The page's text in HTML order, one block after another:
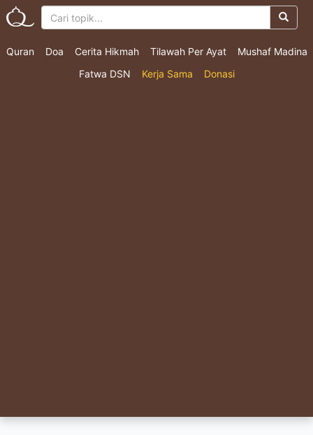
Quran Doa Cerita Hikmah Tilawah Per Ayat
Mushaf Madina
Fatwa DSN
Kerja Sama Donasi